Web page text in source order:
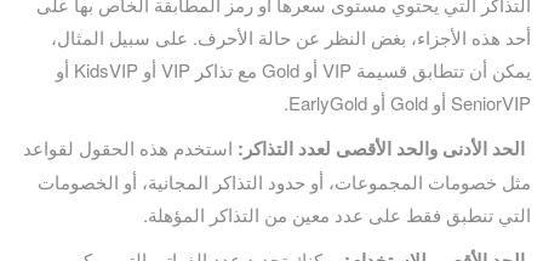
أحد هذه الأجزاء، بغض النظر عن حالة الأحرف. على سبيل المثال،
يمكن أن تتطابق قسيمة VIP أو Gold مع تذاكر VIP أو KidsVIP أو
SeniorVIP أو Gold أو EarlyGold.
الحد الأدنى والحد الأقصى لعدد التذاكر: استخدم هذه الحقول لقواعد
مثل خصومات المجموعات، أو حدود التذاكر المجانية، أو الخصومات
التي تنطبق فقط على عدد معين من التذاكر المؤهلة.